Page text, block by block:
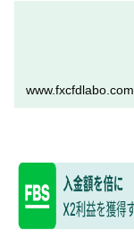
www.fxcfdlabo.com